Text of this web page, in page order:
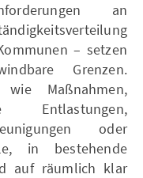
an
– setzen
Grenzen.
Maßnahmen,
Entlastungen,
oder
in bestehende
auf räumlich klar